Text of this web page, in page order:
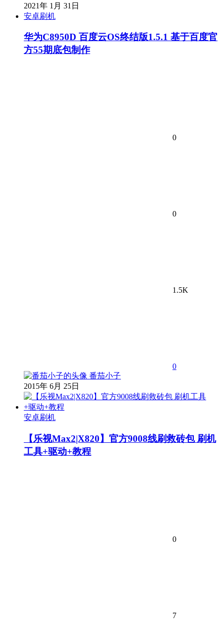
2021年 1月 31日
安卓刷机
华为C8950D 百度云OS终结版1.5.1 基于百度官
方55期底包制作
0
0
1.5K
0
番茄小子
2015年 6月 25日
安卓刷机
【乐视Max2|X820】官方9008线刷救砖包 刷机
工具+驱动+教程
0
7